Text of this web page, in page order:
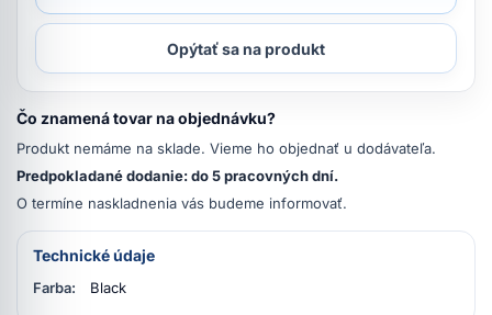
Opýtať sa na produkt
Čo znamená tovar na objednávku?
Produkt nemáme na sklade. Vieme ho objednať u dodávateľa.
Predpokladané dodanie: do 5 pracovných dní.
O termíne naskladnenia vás budeme informovať.
Technické údaje
Farba: Black